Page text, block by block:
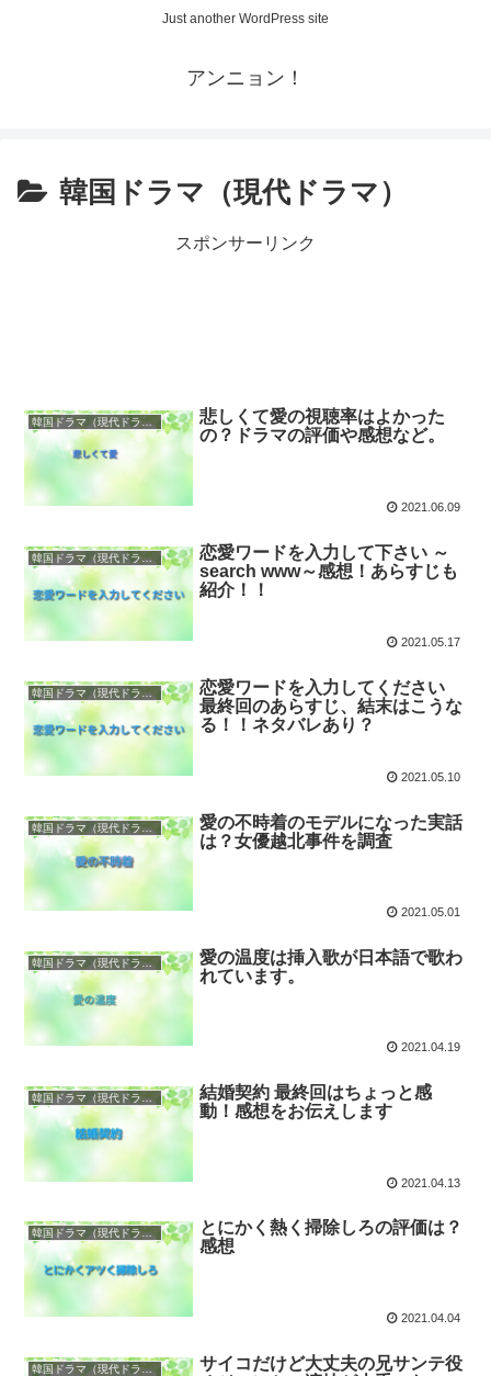
Just another WordPress site
アンニョン！
韓国ドラマ（現代ドラマ）
スポンサーリンク
韓国ドラマ（現代ドラマ）
悲しくて愛の視聴率はよかった
の？ドラマの評価や感想など。
2021.06.09
韓国ドラマ（現代ドラマ）
恋愛ワードを入力して下さい ～
search www～感想！あらすじも
紹介！！
2021.05.17
韓国ドラマ（現代ドラマ）
恋愛ワードを入力してください
最終回のあらすじ、結末はこうな
る！！ネタバレあり？
2021.05.10
韓国ドラマ（現代ドラマ）
愛の不時着のモデルになった実話
は？女優越北事件を調査
2021.05.01
韓国ドラマ（現代ドラマ）
愛の温度は挿入歌が日本語で歌わ
れています。
2021.04.19
韓国ドラマ（現代ドラマ）
結婚契約 最終回はちょっと感
動！感想をお伝えします
2021.04.13
韓国ドラマ（現代ドラマ）
とにかく熱く掃除しろの評価は？
感想
2021.04.04
韓国ドラマ（現代ドラマ）
サイコだけど大丈夫の兄サンテ役